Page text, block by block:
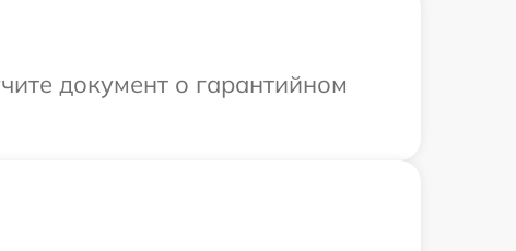
документ о гарантийном